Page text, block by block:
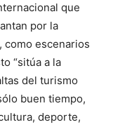
que
por la
como escenarios
“sitúa a la
del turismo
buen tiempo,
deporte,